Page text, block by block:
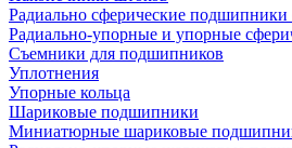
Радиально сферические подшипники
Радиально-упорные и упорные
Съемники для подшипников
Уплотнения
Упорные кольца
Шариковые подшипники
Миниатюрные шариковые